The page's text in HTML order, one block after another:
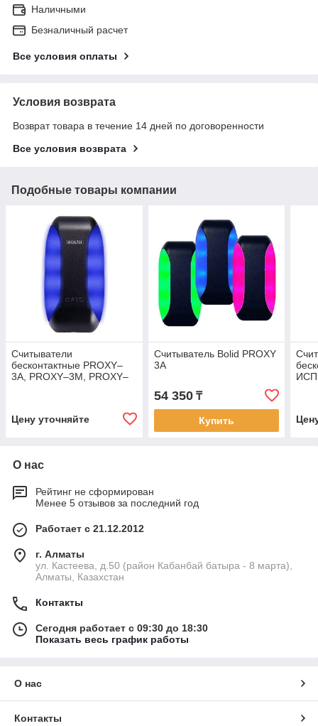
Наличными
Безналичный расчет
Все условия оплаты
Условия возврата
Возврат товара в течение 14 дней по договоренности
Все условия возврата
Подобные товары компании
Считыватели
бесконтактные PROXY–
3A, PROXY–3M, PROXY–
Цену уточняйте
Считыватель Bolid PROXY
3A
54 350₸
Купить
О нас
Рейтинг не сформирован
Менее 5 отзывов за последний год
Работает с 21.12.2012
г. Алматы
ул. Кастеева, д.50 (район Кабанбай батыра - 8 марта),
Алматы, Казахстан
Контакты
Сегодня работает с 09:30 до 18:30
Показать весь график работы
О нас
Контакты